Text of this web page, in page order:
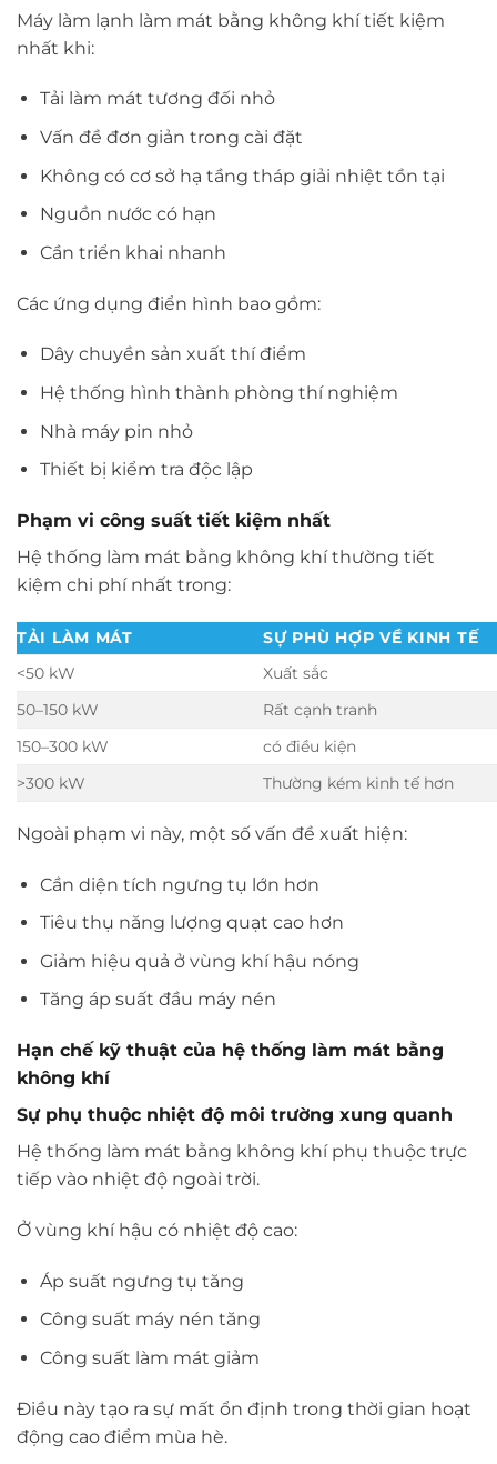
Máy làm lạnh làm mát bằng không khí tiết kiệm
nhất khi:
Tải làm mát tương đối nhỏ
Vấn đề đơn giản trong cài đặt
Không có cơ sở hạ tầng tháp giải nhiệt tồn tại
Nguồn nước có hạn
Cần triển khai nhanh
Các ứng dụng điển hình bao gồm:
Dây chuyền sản xuất thí điểm
Hệ thống hình thành phòng thí nghiệm
Nhà máy pin nhỏ
Thiết bị kiểm tra độc lập
Phạm vi công suất tiết kiệm nhất
Hệ thống làm mát bằng không khí thường tiết
kiệm chi phí nhất trong:
TẢI LÀM MÁT
SỰ PHÙ HỢP VỀ KINH TẾ
<50 kW
Xuất sắc
50–150 kW
Rất cạnh tranh
150–300 kW
có điều kiện
>300 kW
Thường kém kinh tế hơn
Ngoài phạm vi này, một số vấn đề xuất hiện:
Cần diện tích ngưng tụ lớn hơn
Tiêu thụ năng lượng quạt cao hơn
Giảm hiệu quả ở vùng khí hậu nóng
Tăng áp suất đầu máy nén
Hạn chế kỹ thuật của hệ thống làm mát bằng
không khí
Sự phụ thuộc nhiệt độ môi trường xung quanh
Hệ thống làm mát bằng không khí phụ thuộc trực
tiếp vào nhiệt độ ngoài trời.
Ở vùng khí hậu có nhiệt độ cao:
Áp suất ngưng tụ tăng
Công suất máy nén tăng
Công suất làm mát giảm
Điều này tạo ra sự mất ổn định trong thời gian hoạt
động cao điểm mùa hè.